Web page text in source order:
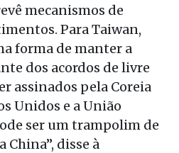
mecanismos de
Para Taiwan,
forma de manter a
dos acordos de livre
assinados pela Coreia
Unidos e a União
ser um trampolim de
disse à